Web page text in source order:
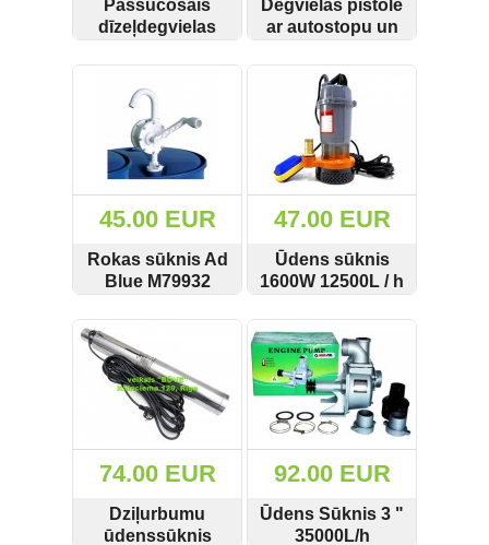
Pašsūcošais
dīzeļdegvielas
220V Silver
S10925
SKATĪT PIRKT
Degvielas pistole
ar autostopu un
20-75l/min Marpol
M66952
SKATĪT PIRKT
45.00 EUR
Rokas sūknis Ad
Blue M79932
SKATĪT PIRKT
47.00 EUR
Ūdens sūknis
1600W 12500L / h
SKATĪT PIRKT
74.00 EUR
Dziļurbumu
ūdenssūknis
92.00 EUR
Ūdens Sūknis 3 "
35000L/h
Sūkņi un piederumi (262)
Strāvas pārveidotāji (24)
Skaistumkopšanas preces (7)
Strāvas pagarinātāji (48)
Sadzīves tehnika (2)
Tūrisma preces (12)
Uzkopšanas tehnika (111)
Ventilatori (2)